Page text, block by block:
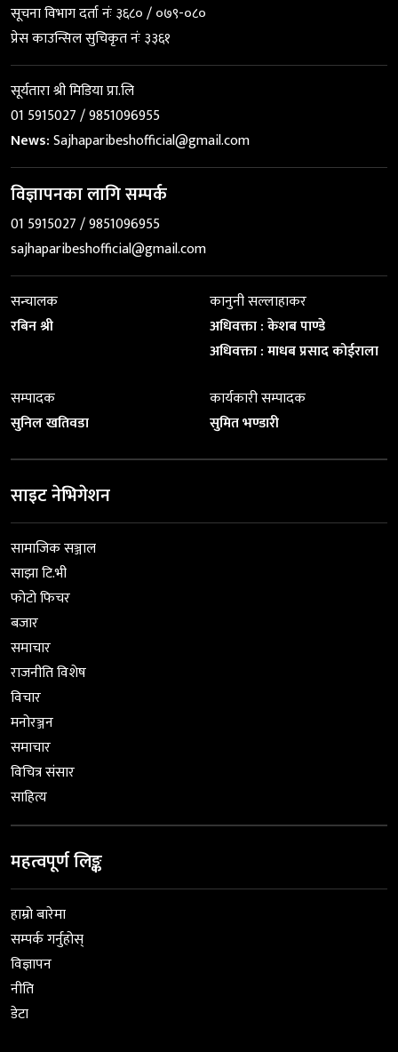
सूचना विभाग दर्ता नंः ३६८० / ०७९-०८०
प्रेस काउन्सिल सुचिकृत नंः ३३६१
सूर्यतारा श्री मिडिया प्रा.लि
01 5915027 / 9851096955
News:Sajhaparibeshofficial@gmail.com
विज्ञापनका लागि सम्पर्क
01 5915027 / 9851096955
sajhaparibeshofficial@gmail.com
सन्चालक
रबिन श्री
कानुनी सल्लाहाकर
अधिवक्ता : केशब पाण्डे
अधिवक्ता : माधब प्रसाद कोईराला
सम्पादक
सुनिल खतिवडा
कार्यकारी सम्पादक
सुमित भण्डारी
साइट नेभिगेशन
सामाजिक सञ्जाल
साझा टि.भी
फोटो फिचर
बजार
समाचार
राजनीति विशेष
विचार
मनोरञ्जन
समाचार
विचित्र संसार
साहित्य
महत्वपूर्ण लिङ्क
हाम्रो बारेमा
सम्पर्क गर्नुहोस्
विज्ञापन
नीति
डेटा